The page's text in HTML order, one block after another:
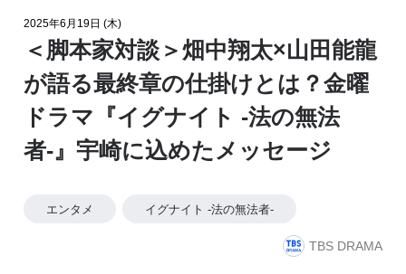
2025年6月19日 (木)
＜脚本家対談＞畑中翔太×山田能龍
が語る最終章の仕掛けとは？金曜
ドラマ『イグナイト -法の無法
者-』宇崎に込めたメッセージ
エンタメ イグナイト -法の無法者-
TBS DRAMA